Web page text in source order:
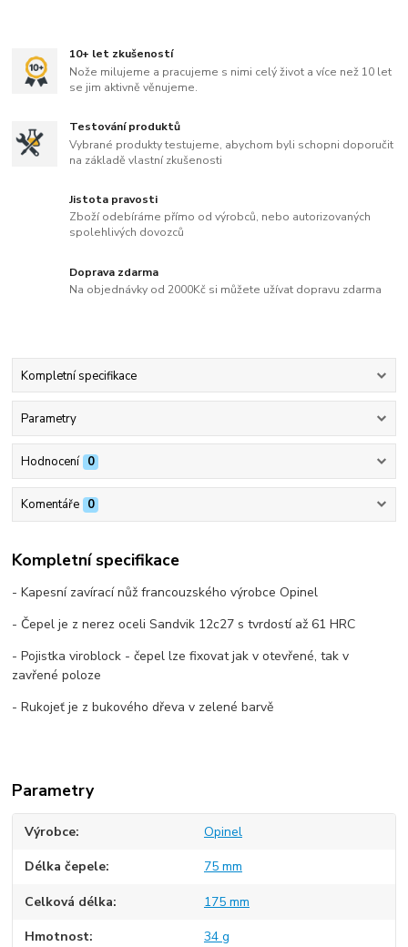
10+ let zkušeností
Nože milujeme a pracujeme s nimi celý život a více než 10 let
se jim aktivně věnujeme.
Testování produktů
Vybrané produkty testujeme, abychom byli schopni doporučit
na základě vlastní zkušenosti
Jistota pravosti
Zboží odebíráme přímo od výrobců, nebo autorizovaných
spolehlivých dovozců
Doprava zdarma
Na objednávky od 2000Kč si můžete užívat dopravu zdarma
Kompletní specifikace
Parametry
Hodnocení 0
Komentáře 0
Kompletní specifikace
- Kapesní zavírací nůž francouzského výrobce Opinel
- Čepel je z nerez oceli Sandvik 12c27 s tvrdostí až 61 HRC
- Pojistka viroblock - čepel lze fixovat jak v otevřené, tak v
zavřené poloze
- Rukojeť je z bukového dřeva v zelené barvě
Parametry
Výrobce Opinel
Délka čepele 75 mm
Celková délka 175 mm
Hmotnost 34 g